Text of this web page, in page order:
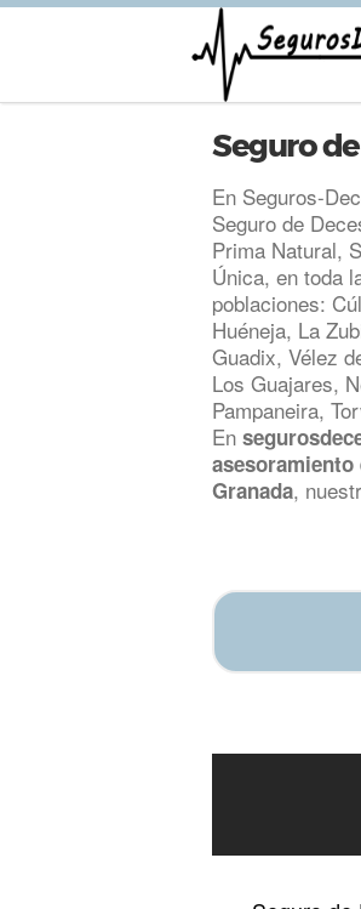
Seguro
En Seguros-
Seguro de
Prima Natural,
Única, en toda
poblaciones:
Huéneja, La
Guadix, Vélez
Los Guajares,
Pampaneira,
En
asesoramiento
Granada,